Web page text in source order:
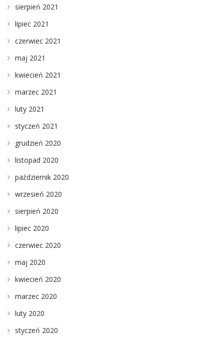
sierpień 2021
lipiec 2021
czerwiec 2021
maj 2021
kwiecień 2021
marzec 2021
luty 2021
styczeń 2021
grudzień 2020
listopad 2020
październik 2020
wrzesień 2020
sierpień 2020
lipiec 2020
czerwiec 2020
maj 2020
kwiecień 2020
marzec 2020
luty 2020
styczeń 2020